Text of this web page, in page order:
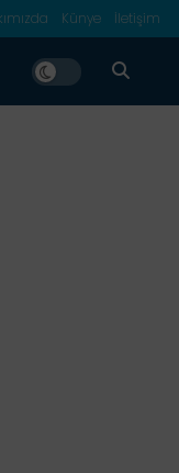
Künye İletişim